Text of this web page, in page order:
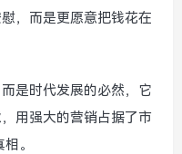
，而是更愿意把钱花在
是时代发展的必然，它
用强大的营销占据了市
。